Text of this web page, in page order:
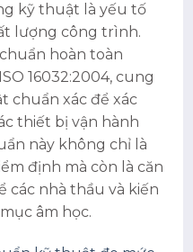
kỹ thuật là yếu tố
lượng công trình.
hoàn toàn
16032:2004, cung
chuẩn xác để xác
thiết bị vận hành
này không chỉ là
định mà còn là căn
nhà thầu và kiến
âm học.